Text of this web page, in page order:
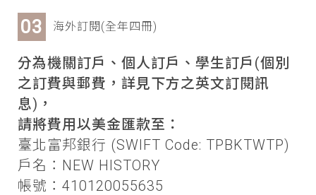
海外訂閱(全年四冊)
分為機關訂戶、個人訂戶、學生訂戶(個別
之訂費與郵費，詳見下方之英文訂閱訊
息)，
請將費用以美金匯款至：
臺北富邦銀行 (SWIFT Code: TPBKTWTP)
戶名：NEW HISTORY
帳號：410120055635